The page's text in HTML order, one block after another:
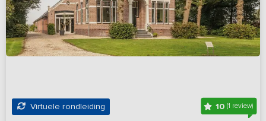
Virtuele rondleiding 10(1 review)